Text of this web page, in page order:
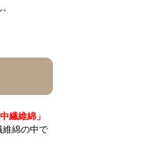
繊維綿」
維綿の中で